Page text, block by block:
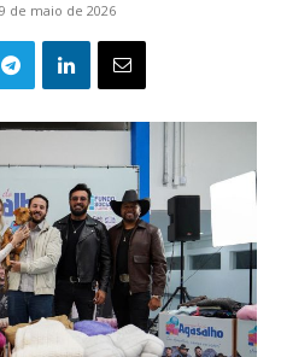
de maio de 2026